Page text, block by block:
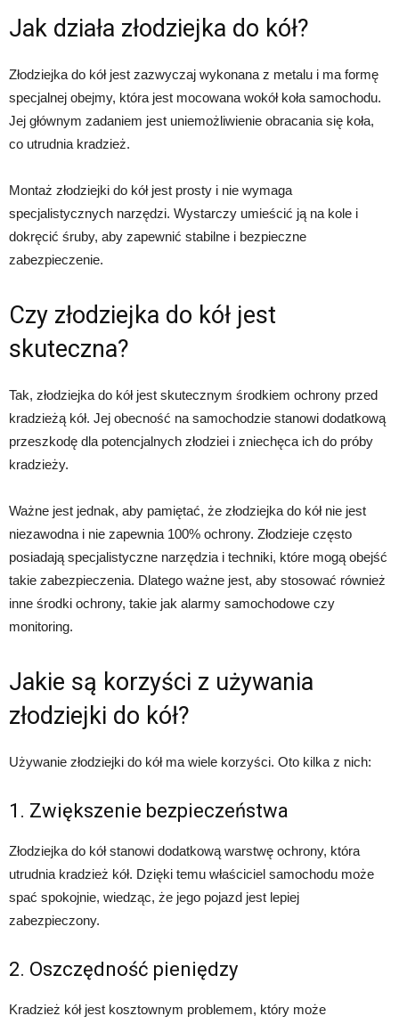
Jak działa złodziejka do kół?
Złodziejka do kół jest zazwyczaj wykonana z metalu i ma formę
specjalnej obejmy, która jest mocowana wokół koła samochodu.
Jej głównym zadaniem jest uniemożliwienie obracania się koła,
co utrudnia kradzież.
Montaż złodziejki do kół jest prosty i nie wymaga
specjalistycznych narzędzi. Wystarczy umieścić ją na kole i
dokręcić śruby, aby zapewnić stabilne i bezpieczne
zabezpieczenie.
Czy złodziejka do kół jest
skuteczna?
Tak, złodziejka do kół jest skutecznym środkiem ochrony przed
kradzieżą kół. Jej obecność na samochodzie stanowi dodatkową
przeszkodę dla potencjalnych złodziei i zniechęca ich do próby
kradzieży.
Ważne jest jednak, aby pamiętać, że złodziejka do kół nie jest
niezawodna i nie zapewnia 100% ochrony. Złodzieje często
posiadają specjalistyczne narzędzia i techniki, które mogą obejść
takie zabezpieczenia. Dlatego ważne jest, aby stosować również
inne środki ochrony, takie jak alarmy samochodowe czy
monitoring.
Jakie są korzyści z używania
złodziejki do kół?
Używanie złodziejki do kół ma wiele korzyści. Oto kilka z nich:
1. Zwiększenie bezpieczeństwa
Złodziejka do kół stanowi dodatkową warstwę ochrony, która
utrudnia kradzież kół. Dzięki temu właściciel samochodu może
spać spokojnie, wiedząc, że jego pojazd jest lepiej
zabezpieczony.
2. Oszczędność pieniędzy
Kradzież kół jest kosztownym problemem, który może